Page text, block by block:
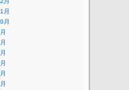
月
月